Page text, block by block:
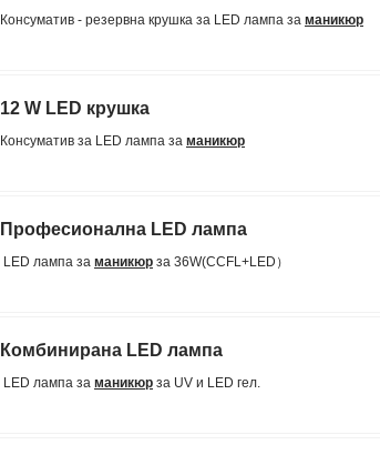
Консуматив - резервна крушка за LED лампа за маникюр
12 W LED крушка
Консуматив за LED лампа за маникюр
Професионална LED лампа
LED лампа за маникюр за 36W(CCFL+LED）
Комбинирана LED лампа
LED лампа за маникюр за UV и LED гел.